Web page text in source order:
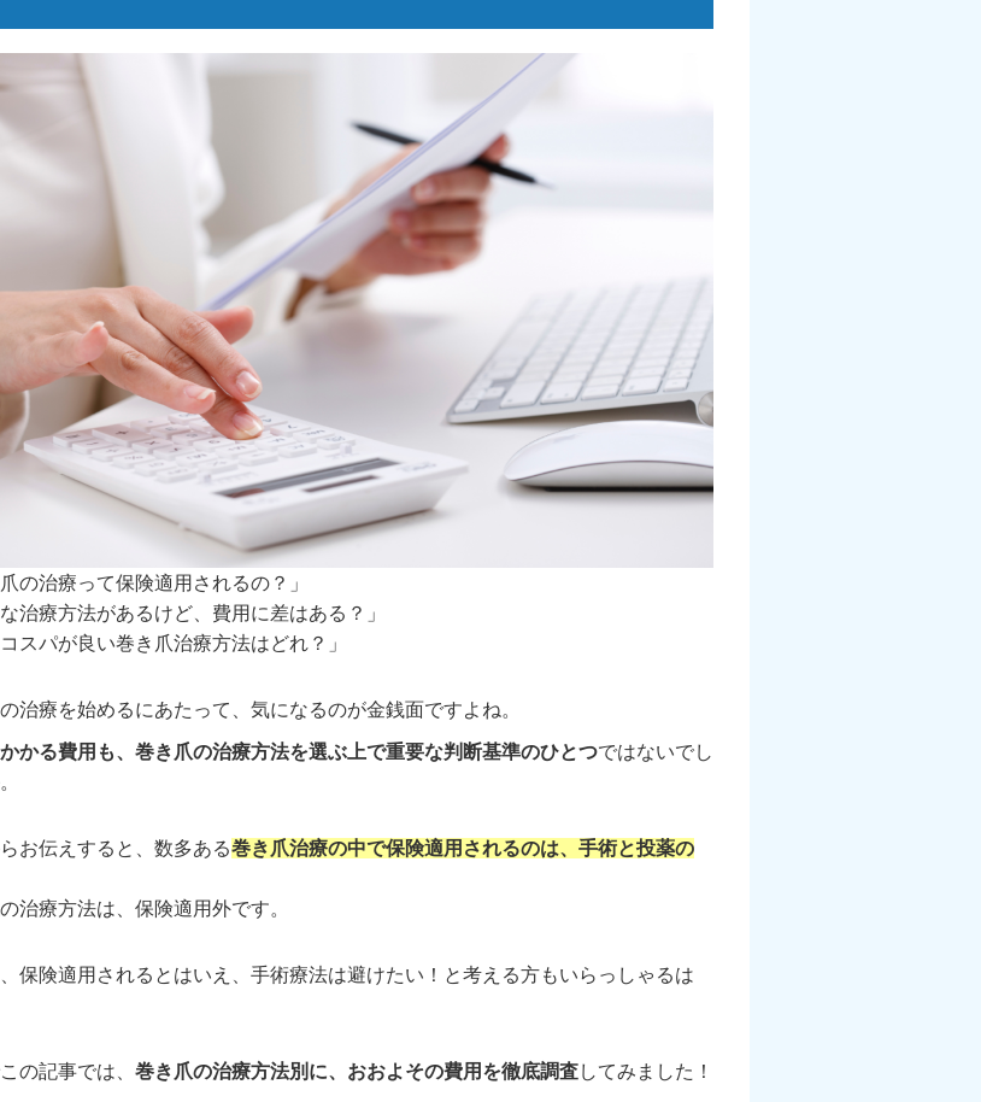
爪の治療って保険適用されるの？」
な治療方法があるけど、費用に差はある？」
コスパが良い巻き爪治療方法はどれ？」
治療を始めるにあたって、気になるのが金銭面ですよね。
かる費用も、巻き爪の治療方法を選ぶ上で重要な判断基準のひとつではないでし
お伝えすると、数多ある巻き爪治療の中で保険適用されるのは、手術と投薬の
治療方法は、保険適用外です。
保険適用されるとはいえ、手術療法は避けたい！と考える方もいらっしゃるは
の記事では、 巻き爪の治療方法別に、おおよその費用を徹底調査してみました！